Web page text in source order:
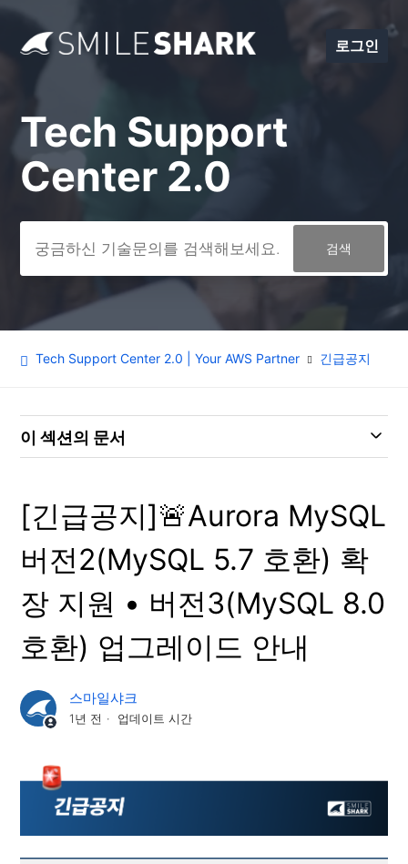
로그인
검색
Tech Support
Center 2.0
Tech Support Center 2.0 | Your AWS Partner 긴급공지
이 섹션의 문서
[긴급공지]🚨Aurora MySQL
버전2(MySQL 5.7 호환) 확
장 지원 • 버전3(MySQL 8.0
호환) 업그레이드 안내
스마일샤크
1년 전 업데이트 시간